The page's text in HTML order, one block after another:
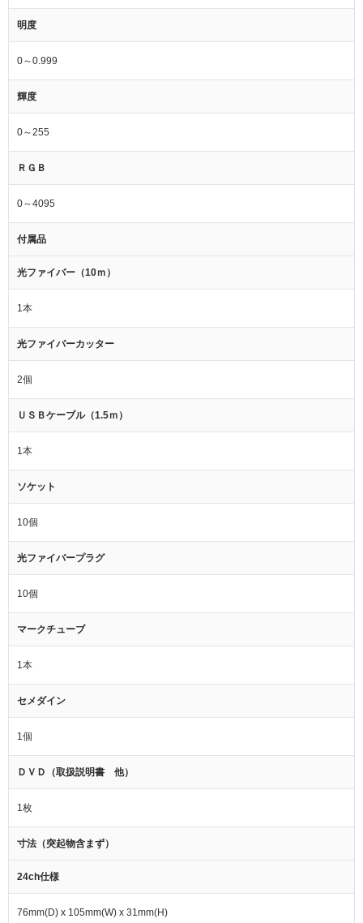
明度
0～0.999
輝度
0～255
ＲＧＢ
0～4095
付属品
光ファイバー（10ｍ）
1本
光ファイバーカッター
2個
ＵＳＢケーブル（1.5ｍ）
1本
ソケット
10個
光ファイバープラグ
10個
マークチューブ
1本
セメダイン
1個
ＤＶＤ（取扱説明書 他）
1枚
寸法（突起物含まず）
24ch仕様
76mm(D) x 105mm(W) x 31mm(H)